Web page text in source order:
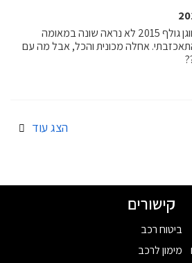
העיצוב של פולקסווגן גולף 2015 לא נראה שונה במאומה
אחלה מכונית והכל, אבל מה עם
הצג עוד
קישורים
ביטוח רכב
מימון לרכב